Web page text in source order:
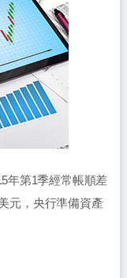
年第1季經常帳順差
元，央行準備資產